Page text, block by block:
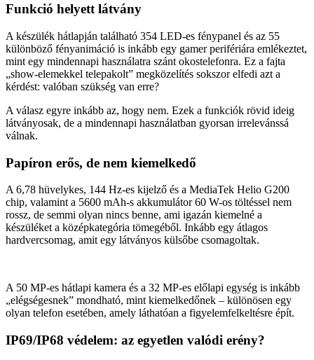
Funkció helyett látvány
A készülék hátlapján található 354 LED-es fénypanel és az 55
különböző fényanimáció is inkább egy gamer perifériára emlékeztet,
mint egy mindennapi használatra szánt okostelefonra. Ez a fajta
„show-elemekkel telepakolt” megközelítés sokszor elfedi azt a
kérdést: valóban szükség van erre?
A válasz egyre inkább az, hogy nem. Ezek a funkciók rövid ideig
látványosak, de a mindennapi használatban gyorsan irrelevánssá
válnak.
Papíron erős, de nem kiemelkedő
A 6,78 hüvelykes, 144 Hz-es kijelző és a MediaTek Helio G200
chip, valamint a 5600 mAh-s akkumulátor 60 W-os töltéssel nem
rossz, de semmi olyan nincs benne, ami igazán kiemelné a
készüléket a középkategória tömegéből. Inkább egy átlagos
hardvercsomag, amit egy látványos külsőbe csomagoltak.
A 50 MP-es hátlapi kamera és a 32 MP-es előlapi egység is inkább
„elégségesnek” mondható, mint kiemelkedőnek – különösen egy
olyan telefon esetében, amely láthatóan a figyelemfelkeltésre épít.
IP69/IP68 védelem: az egyetlen valódi erény?